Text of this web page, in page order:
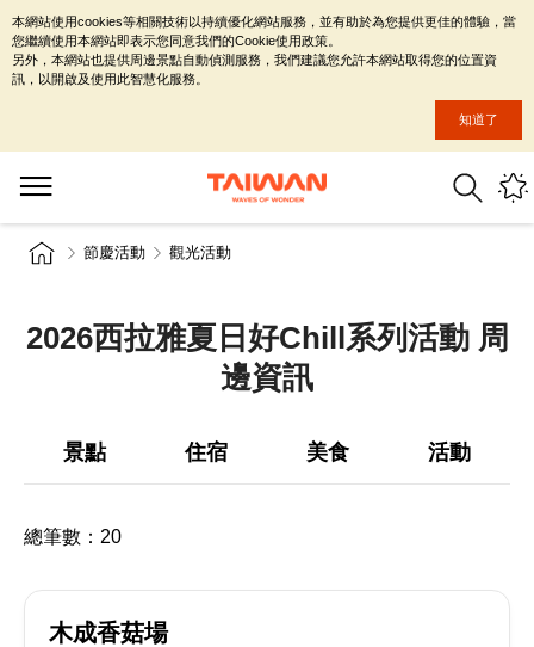
節慶活動 觀光活動
2026西拉雅夏日好Chill系列活動 周
邊資訊
景點 住宿 美食 活動
總筆數： 20
木成香菇場
本網站使用cookies等相關技術以持續優化網站服務，並有助於為您提供更佳的體驗，當
您繼續使用本網站即表示您同意我們的Cookie使用政策。
另外，本網站也提供周邊景點自動偵測服務，我們建議您允許本網站取得您的位置資
訊，以開啟及使用此智慧化服務。
知道了